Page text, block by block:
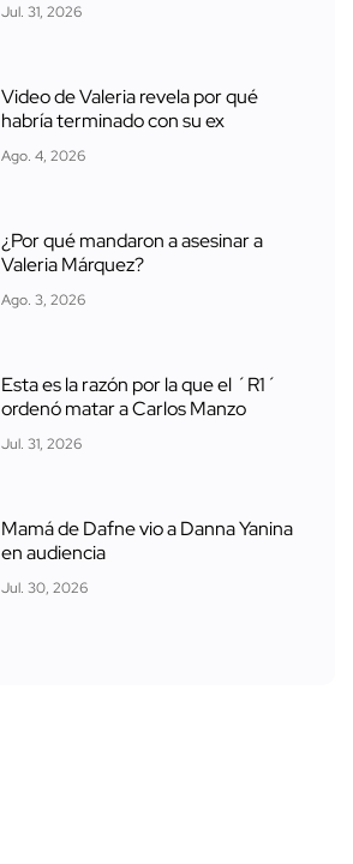
Jul. 31, 2026
Video de Valeria revela por qué
habría terminado con su ex
Ago. 4, 2026
¿Por qué mandaron a asesinar a
Valeria Márquez?
Ago. 3, 2026
Esta es la razón por la que el ´R1´
ordenó matar a Carlos Manzo
Jul. 31, 2026
Mamá de Dafne vio a Danna Yanina
en audiencia
Jul. 30, 2026